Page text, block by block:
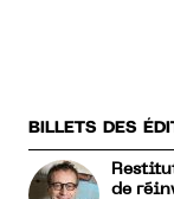
BILLETS DES
de